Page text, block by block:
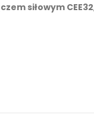
siłowym CEE32